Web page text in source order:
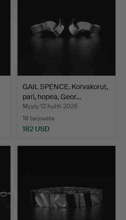
GAIL SPENCE. Korvakorut,
pari, hopea, Geor…
Myyty 12 huhti 2026
18 tarjousta
182 USD